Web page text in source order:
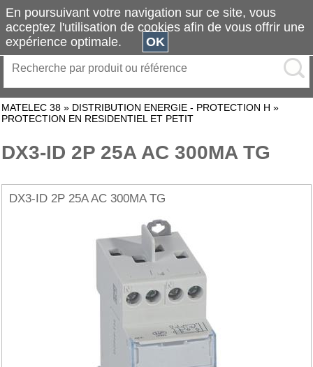
MATELEC 38 » DISTRIBUTION ENERGIE - PROTECTION H »
PROTECTION EN RESIDENTIEL ET PETIT
DX3-ID 2P 25A AC 300MA TG
DX3-ID 2P 25A AC 300MA TG
En poursuivant votre navigation sur ce site, vous
acceptez l'utilisation de cookies afin de vous offrir une
expérience optimale.
OK